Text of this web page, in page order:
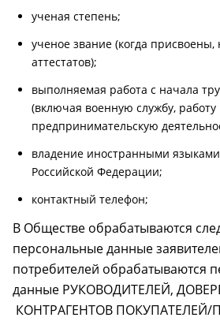
ученая степень;
ученое звание (когда
аттестатов);
выполняемая работа с начала
(включая военную службу, работу
предпринимательскую
владение иностранными
Российской Федерации;
контактный телефон;
В Обществе обрабатываются
персональные данные
потребителей обрабатываются
данные РУКОВОДИТЕЛЕЙ,
КОНТРАГЕНТОВ